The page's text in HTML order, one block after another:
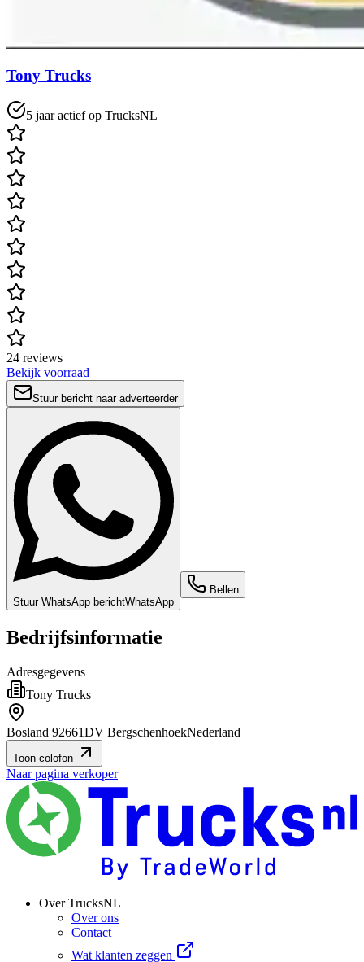
Tony Trucks
5 jaar actief op TrucksNL
24 reviews
Bekijk voorraad
Stuur bericht naar adverteerder
Stuur WhatsApp berichtWhatsApp
Bellen
Bedrijfsinformatie
Adresgegevens
Tony Trucks
Bosland 92661DV BergschenhoekNederland
Toon colofon
Naar pagina verkoper
Over TrucksNL
Over ons
Contact
Wat klanten zeggen